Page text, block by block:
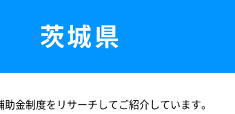
茨城県
金制度をリサーチしてご紹介しています。